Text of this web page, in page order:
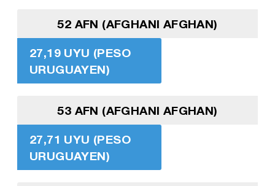
52 AFN (AFGHANI AFGHAN)
27,19 UYU (PESO
URUGUAYEN)
53 AFN (AFGHANI AFGHAN)
27,71 UYU (PESO
URUGUAYEN)